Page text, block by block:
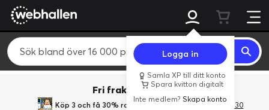
Logga in
Samla XP till ditt konto
Spara kvitton digitalt
Inte medlem?Skapa konto
Fri frakt över 800 kr.
Köp 3 och få 30% rabatt med rabattkoden 3Gives30